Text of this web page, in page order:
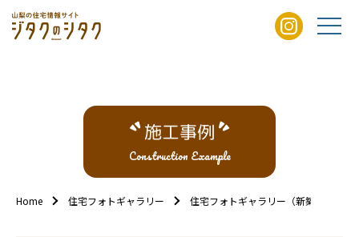
施工事例
Construction Example
Home 住宅フォトギャラリー 住宅フォトギャラリー（新築外観）